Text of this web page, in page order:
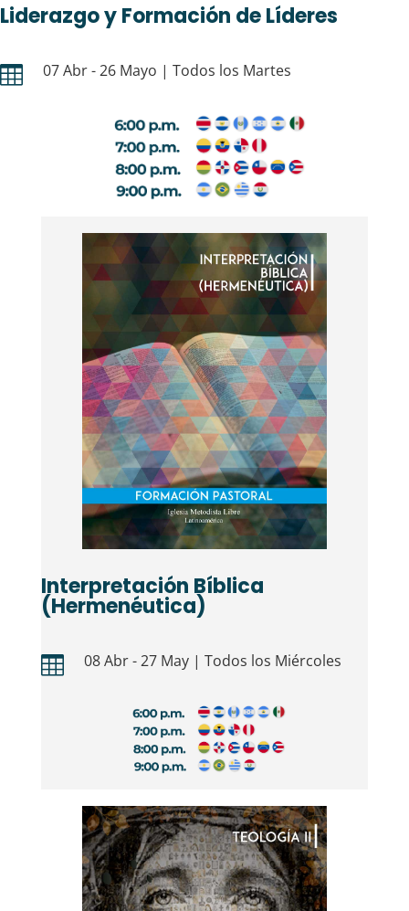
Liderazgo y Formación de Líderes
 07 Abr - 26 Mayo | Todos los Martes
Interpretación Bíblica
(Hermenéutica)
 08 Abr - 27 May | Todos los Miércoles